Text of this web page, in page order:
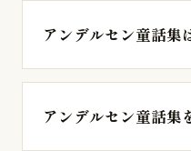
アンデルセン童話集
アンデルセン童話集